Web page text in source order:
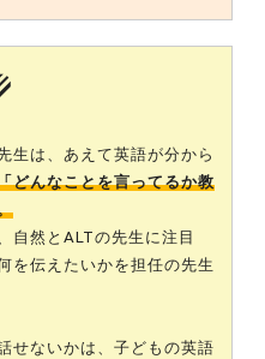
生は、あえて英語が分から
どんなことを言ってるか教
自然とALTの先生に注目
を伝えたいかを担任の先生
せないかは、子どもの英語